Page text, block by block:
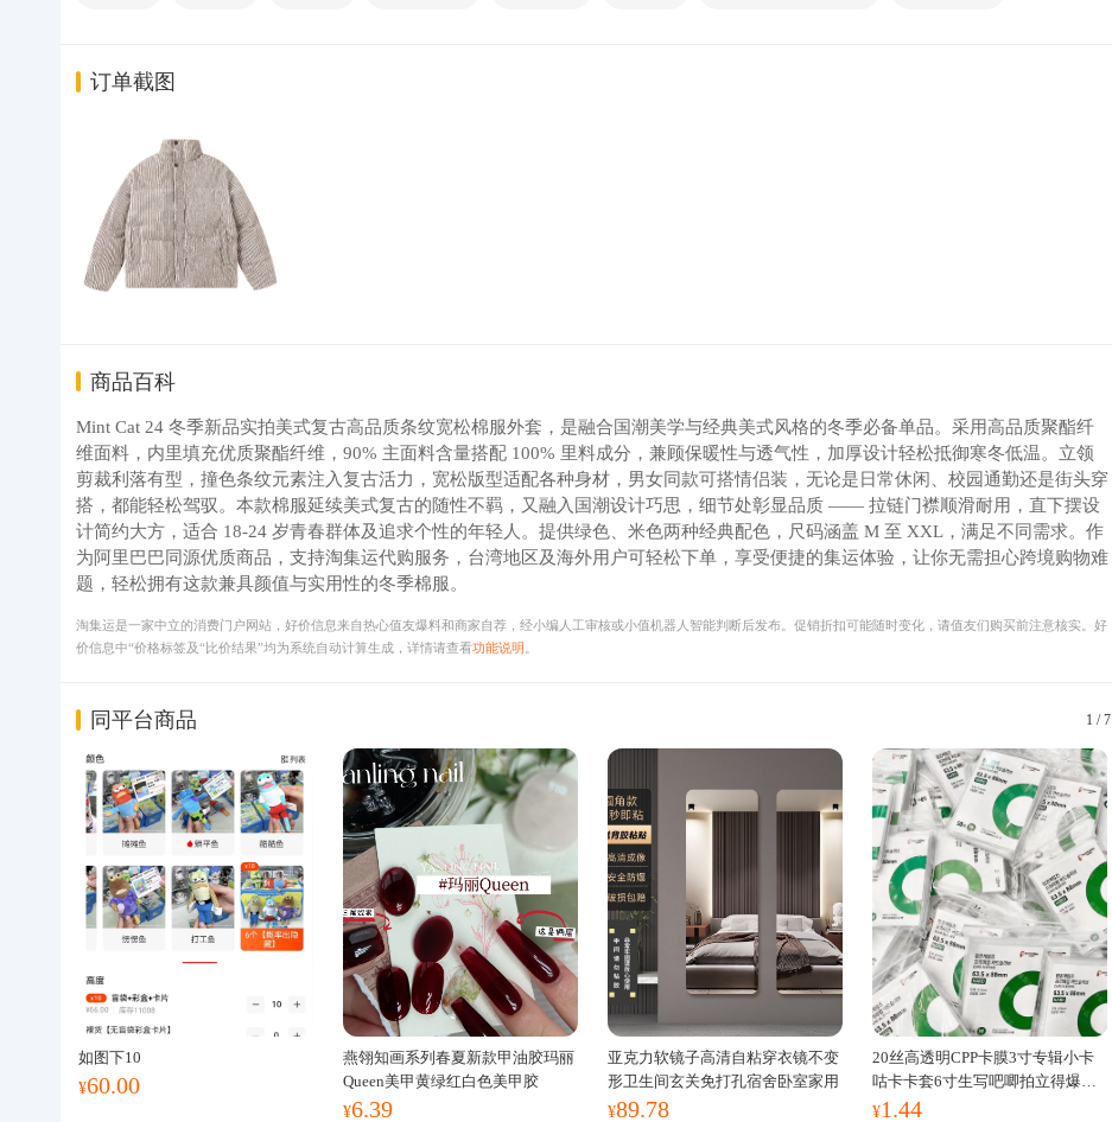
订单截图
商品百科
Mint Cat 24 冬季新品实拍美式复古高品质条纹宽松棉服外套，是融合国潮美学与经典美式风格的冬季必备单品。采用高品质聚酯纤
维面料，内里填充优质聚酯纤维，90% 主面料含量搭配 100% 里料成分，兼顾保暖性与透气性，加厚设计轻松抵御寒冬低温。立领
剪裁利落有型，撞色条纹元素注入复古活力，宽松版型适配各种身材，男女同款可搭情侣装，无论是日常休闲、校园通勤还是街头穿
搭，都能轻松驾驭。本款棉服延续美式复古的随性不羁，又融入国潮设计巧思，细节处彰显品质 —— 拉链门襟顺滑耐用，直下摆设
计简约大方，适合 18-24 岁青春群体及追求个性的年轻人。提供绿色、米色两种经典配色，尺码涵盖 M 至 XXL，满足不同需求。作
为阿里巴巴同源优质商品，支持淘集运代购服务，台湾地区及海外用户可轻松下单，享受便捷的集运体验，让你无需担心跨境购物难
题，轻松拥有这款兼具颜值与实用性的冬季棉服。
淘集运是一家中立的消费门户网站，好价信息来自热心值友爆料和商家自荐，经小编人工审核或小值机器人智能判断后发布。促销折扣可能随时变化，请值友们购买前注意核实。好
价信息中“价格标签及“比价结果”均为系统自动计算生成，详情请查看功能说明
同平台商品 1 /7
如图下10
¥60.00
燕翎知画系列春夏新款甲油胶玛丽
Queen美甲黄绿红白色美甲胶
¥6.39
亚克力软镜子高清自粘穿衣镜不变
形卫生间玄关免打孔宿舍卧室家用
¥89.78
20丝高透明CPP卡膜3寸专辑小卡
咕卡卡套6寸生写吧唧拍立得爆米
花
¥1.44